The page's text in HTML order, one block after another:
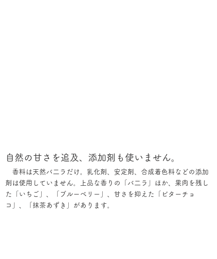
自然の甘さを追及、添加剤も使いません。
香料は天然バ二ラだけ。乳化剤、安定剤、合成着色料などの添加
剤は使用していません。上品な香りの「バ二ラ」ほか、果肉を残し
た「いちご」、「ブルーベリー」、甘さを抑えた「ビターチョ
コ」、「抹茶あずき」があります。